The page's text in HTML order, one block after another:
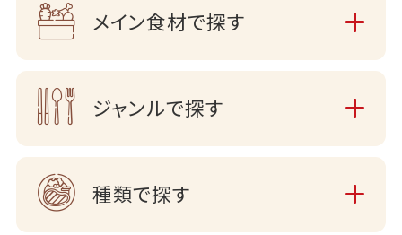
メイン食材で探す
ジャンルで探す
種類で探す